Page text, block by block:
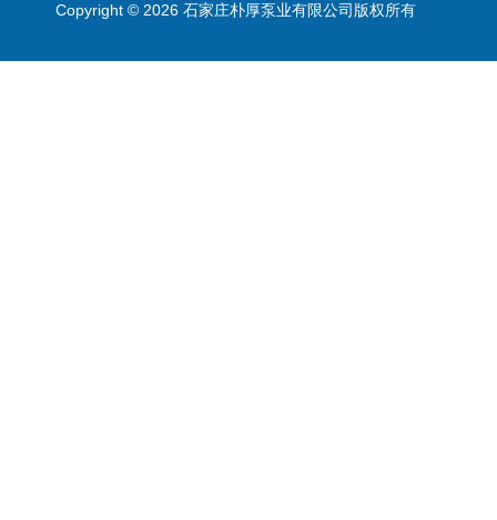
Copyright © 2026 石家庄朴厚泵业有限公司版权所有